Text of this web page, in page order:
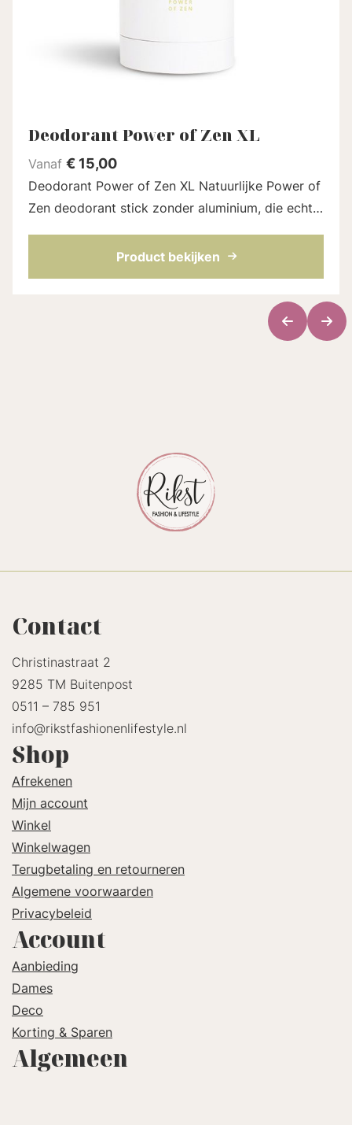
Deodorant Power of Zen XL
Vanaf € 15,00
Deodorant Power of Zen XL Natuurlijke Power of
Zen deodorant stick zonder aluminium, die echt
natriumbicarbonaat en nog meer fijne
Product bekijken
Contact
Christinastraat 2
9285 TM Buitenpost
0511 – 785 951
info@rikstfashionenlifestyle.nl
Shop
Afrekenen
Mijn account
Winkel
Winkelwagen
Terugbetaling en retourneren
Algemene voorwaarden
Privacybeleid
Account
Aanbieding
Dames
Deco
Korting & Sparen
Algemeen